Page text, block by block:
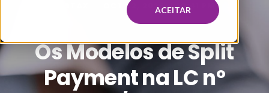
ACEITAR
OCT 22, 2025, 1:10:41 PM
Os Modelos de Split
Payment na LC nº